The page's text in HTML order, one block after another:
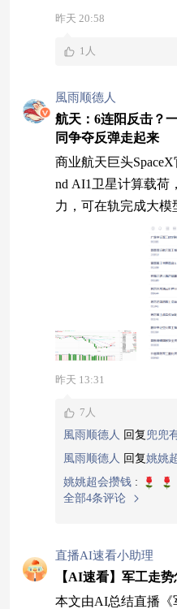
昨天 20:58
1人
風雨顺德人
航天：6连阳反击？
同争夺反弹走起来
商业航天巨头
nd AI1卫星计算载荷
力，可在轨完成大
点认为，此举标志
太空分布式算力成
产业逻辑。相关研
从"成功入轨"迈向"
随之从概念想象转
延期与技术风险容错
昨天 13:31
7人
風雨顺德人 回复 兜兜
風雨顺德人 回复姚姚
姚姚超会攒钱 :
全部4条评论
直播AI速看小助理
【AI速看】军工走势
本文由AI总结直播《